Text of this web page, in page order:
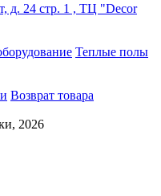
д. 24 стр. 1 , ТЦ "Decor
Теплые полы
Возврат товара
2026